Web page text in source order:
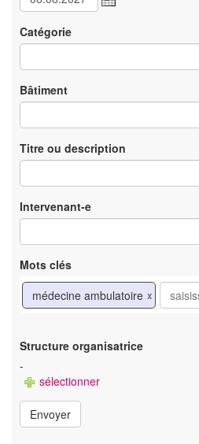
Catégorie
Bâtiment
Titre ou description
Intervenant-e
Mots clés
médecine ambulatoire x
Structure organisatrice
-
sélectionner
Envoyer